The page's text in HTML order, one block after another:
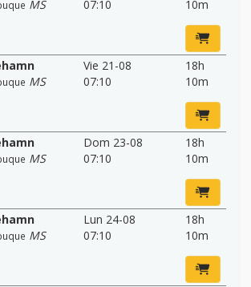
MS
07:10
10m
MS
Vie 21-08
07:10
18h
10m
MS
Dom 23-08
07:10
18h
10m
MS
Lun 24-08
07:10
18h
10m